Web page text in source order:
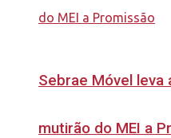
Sebrae Móvel
mutirão do MEI a